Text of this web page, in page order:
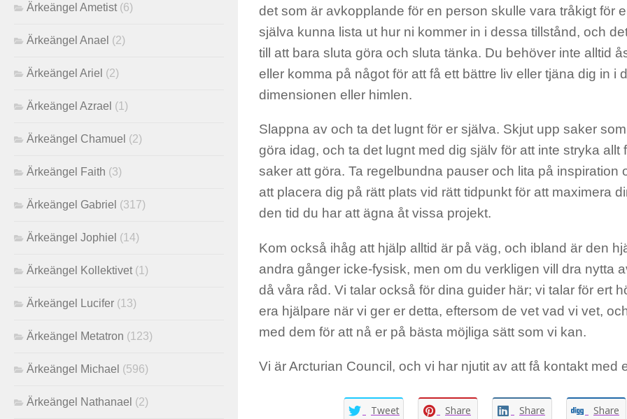
det som är avkopplande för en person skulle vara tråkigt för
själva kunna lista ut hur ni kommer in i dessa tillstånd, och
till att bara sluta göra och sluta tänka. Du behöver inte alltid
eller komma på något för att få ett bättre liv eller tjäna dig in i
dimensionen eller himlen.
Slappna av och ta det lugnt för er själva. Skjut upp saker
göra idag, och ta det lugnt med dig själv för att inte stryka allt
saker att göra. Ta regelbundna pauser och lita på inspiration
att placera dig på rätt plats vid rätt tidpunkt för att maximera
den tid du har att ägna åt vissa projekt.
Kom också ihåg att hjälp alltid är på väg, och ibland är den
andra gånger icke-fysisk, men om du verkligen vill dra nytta
då våra råd. Vi talar också för dina guider här; vi talar för ert
era hjälpare när vi ger er detta, eftersom de vet vad vi vet,
med dem för att nå er på bästa möjliga sätt som vi kan.
Vi är Arcturian Council, och vi har njutit av att få kontakt med
Tweet Share Share Share
Ärkeängel Ametist (6)
Ärkeängel Anael (2)
Ärkeängel Ariel (2)
Ärkeängel Azrael (1)
Ärkeängel Chamuel (2)
Ärkeängel Faith (3)
Ärkeängel Gabriel (317)
Ärkeängel Jophiel (14)
Ärkeängel Kollektivet (1)
Ärkeängel Lucifer (13)
Ärkeängel Metatron (123)
Ärkeängel Michael (596)
Ärkeängel Nathanael (2)